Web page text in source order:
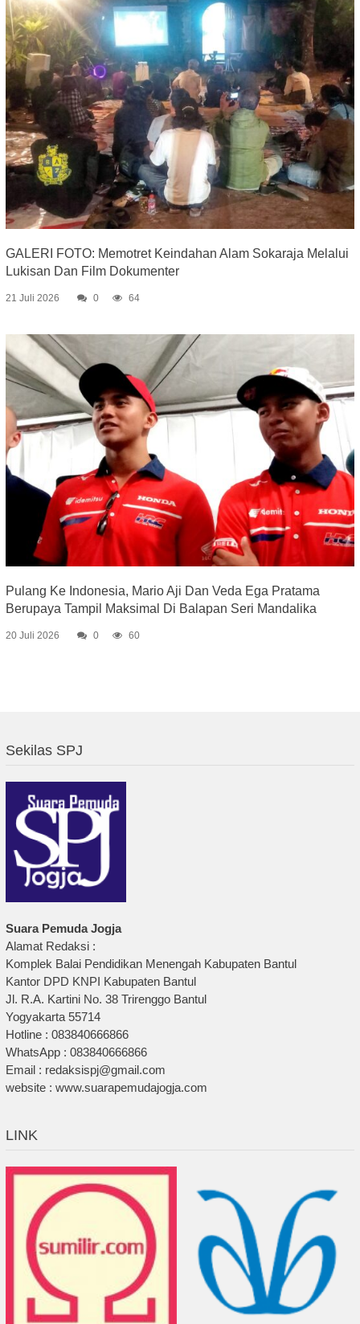
GALERI FOTO: Memotret Keindahan Alam Sokaraja Melalui
Lukisan Dan Film Dokumenter
21 Juli 2026 0 64
Pulang Ke Indonesia, Mario Aji Dan Veda Ega Pratama
Berupaya Tampil Maksimal Di Balapan Seri Mandalika
20 Juli 2026 0 60
Sekilas SPJ
Suara Pemuda Jogja
Alamat Redaksi :
Komplek Balai Pendidikan Menengah Kabupaten Bantul
Kantor DPD KNPI Kabupaten Bantul
Jl. R.A. Kartini No. 38 Trirenggo Bantul
Yogyakarta 55714
Hotline : 083840666866
WhatsApp : 083840666866
Email : redaksispj@gmail.com
website : www.suarapemudajogja.com
LINK